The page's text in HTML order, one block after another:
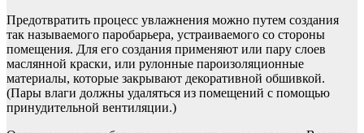
Предотвратить процесс увлажнения можно путем создания
так называемого паробарьера, устраиваемого со стороны
помещения. Для его создания применяют или пару слоев
маслянной краски, или рулонные пароизоляционные
материалы, которые закрывают декоративной обшивкой.
(Пары влаги должны удаляться из помещений с помощью
принудительной вентиляции.)